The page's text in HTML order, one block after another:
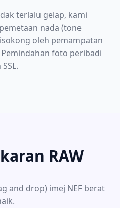
terlalu gelap, kami
nada (tone
oleh pemampatan
foto peribadi
RAW
and drop) imej NEF berat